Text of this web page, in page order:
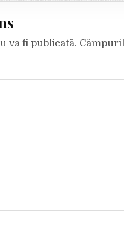
va fi publicată.